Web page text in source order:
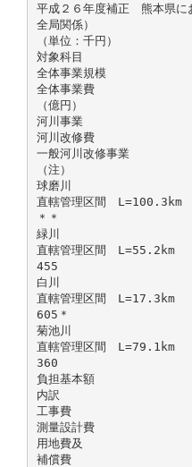
平成２６年度補正 熊本県に
全局関係）
（単位：千円）
対象科目
全体事業規模
全体事業費
（億円）
河川事業
河川改修費
一般河川改修事業
（注）
球磨川
直轄管理区間 L=100.3km
＊＊
緑川
直轄管理区間 L=55.2km
455
白川
直轄管理区間 L=17.3km
605＊
菊池川
直轄管理区間 L=79.1km
360
負担基本額
内訳
工事費
測量設計費
用地費及
補償費